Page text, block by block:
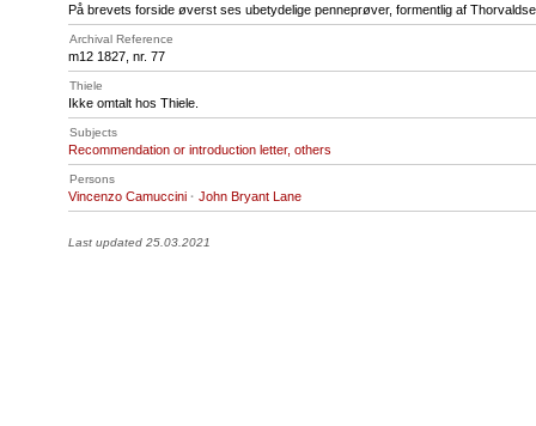
På brevets forside øverst ses ubetydelige penneprøver, formentlig af
Archival Reference
m12 1827, nr. 77
Thiele
Ikke omtalt hos Thiele.
Subjects
Recommendation or introduction letter, others
Persons
Vincenzo Camuccini · John Bryant Lane
Last updated 25.03.2021